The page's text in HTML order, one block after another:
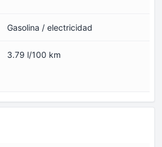
Gasolina / electricidad
3.79 l/100 km